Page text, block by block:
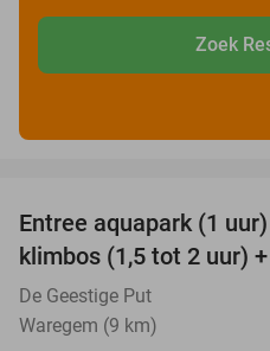
Zoek
Entree aquapark (1
klimbos (1,5 tot 2 uur)
De Geestige Put
Waregem (9 km)